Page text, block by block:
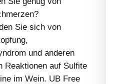
Sie sich von
und anderen
Reaktionen auf Sulfite
im Wein. UB Free